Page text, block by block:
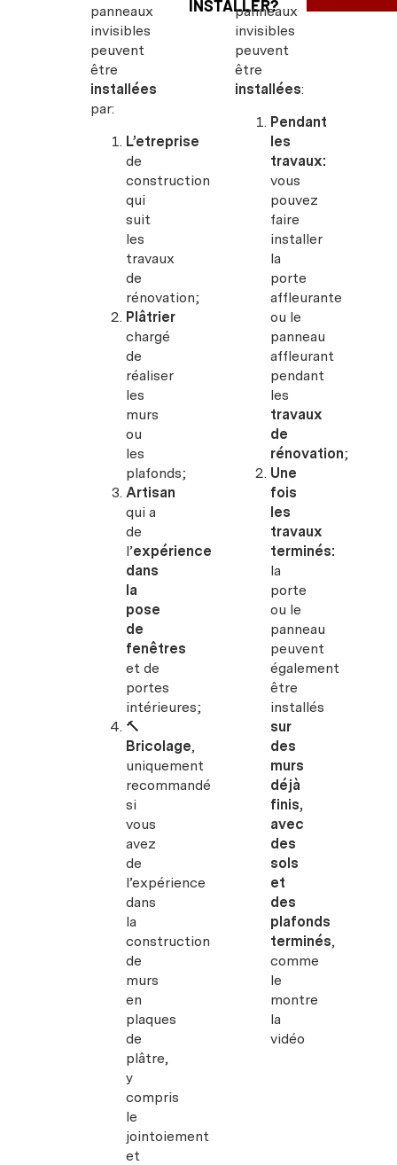
panneaux
invisibles
peuvent
être
installées
par:
L’etreprise
de
construction
qui
suit
les
travaux
de
rénovation;
Plâtrier
chargé
de
réaliser
les
murs
ou
les
plafonds;
Artisan
qui a
de
l’expérience
dans
la
pose
de
fenêtres
et de
portes
intérieures;
🔨
Bricolage,
uniquement
recommandé
si
vous
avez
de
l’expérience
dans
la
construction
de
murs
en
plaques
de
plâtre,
y
compris
le
jointoiement
et
INSTALLER?
panneaux
invisibles
peuvent
être
installées:
Pendant
les
travaux:
vous
pouvez
faire
installer
la
porte
affleurante
ou le
panneau
affleurant
pendant
les
travaux
de
rénovation;
Une
fois
les
travaux
terminés:
la
porte
ou le
panneau
peuvent
également
être
installés
sur
des
murs
déjà
finis,
avec
des
sols
et
des
plafonds
terminés,
comme
le
montre
la
vidéo